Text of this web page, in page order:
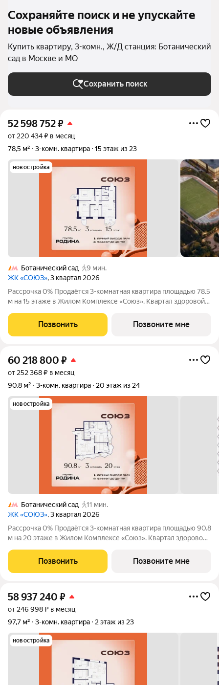
Сохраняйте поиск и не упускайте
новые объявления
Купить квартиру, 3-комн., Ж/Д станция: Ботанический
сад в Москве и МО
Сохранить поиск
52 598 752₽
от 220 434 ₽ в месяц
78,5 м²
3-комн. квартира 15 этаж из 23
новостройка
Ботанический сад
9 мин.
ЖК «СОЮЗ», 3 квартал 2026
Рассрочка 0% Продаётся 3-комнатная квартира площадью 78.5
м на 15 этаже в Жилом Комплексе «Союз». Квартал здоровой
олимпийских видов спорта: - Ледовая арена для хоккея и
фигурного катания, - Футбольные
Позвонить Позвоните мне
60 218 800 ₽
от 252 368 ₽ в месяц
90,8 м²
3-комн. квартира 20 этаж из 24
новостройка
Ботанический сад
11 мин.
ЖК «СОЮЗ», 3 квартал 2026
Рассрочка 0% Продаётся 3-комнатная квартира площадью 90.8
м на 20 этаже в Жилом Комплексе «Союз». Квартал здоровой
олимпийских видов спорта: - Ледовая арена для хоккея и
фигурного катания, - Футбольные
Позвонить Позвоните мне
58 937 240 ₽
от 246 998 ₽ в месяц
97,7 м²
3-комн. квартира 2 этаж из 23
новостройка